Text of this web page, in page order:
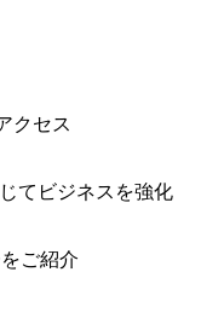
クセス
てビジネスを強化
ご紹介